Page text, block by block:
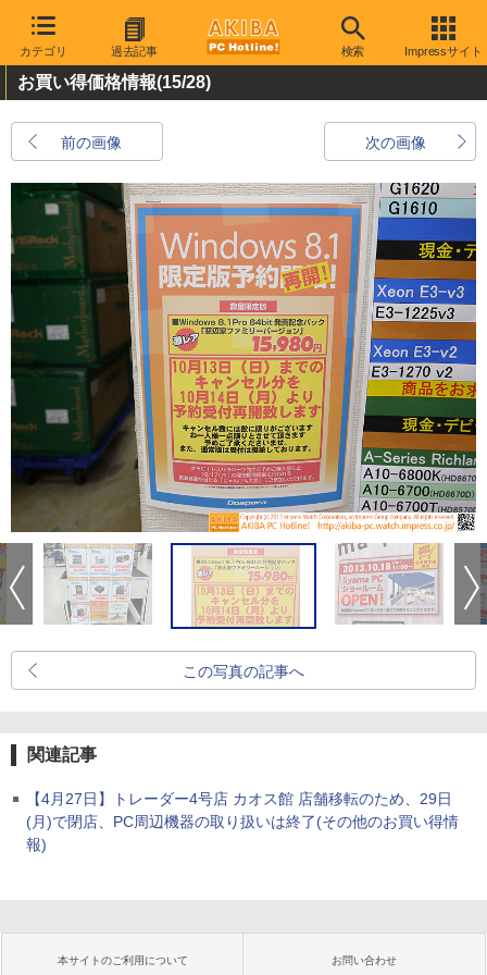
カテゴリ 過去記事 検索 Impressサイト
お買い得価格情報(15/28)
前の画像 次の画像
この写真の記事へ
関連記事
【4月27日】トレーダー4号店 カオス館 店舗移転のため、29日
(月)で閉店、PC周辺機器の取り扱いは終了(その他のお買い得情
報)
本サイトのご利用について お問い合わせ